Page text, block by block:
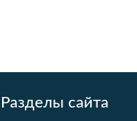
Разделы сайта